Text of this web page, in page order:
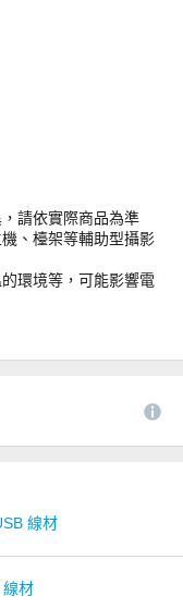
請依實際商品為準
、檯架等輔助型攝影
環境等，可能影響電
線材
線材